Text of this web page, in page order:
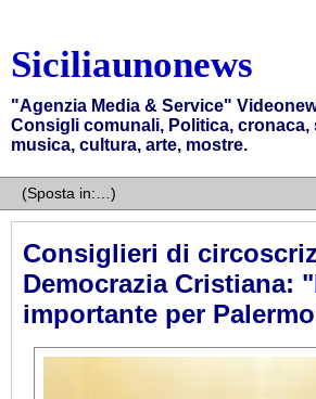
Siciliaunonews
"Agenzia Media & Service"
Consigli comunali, Politica, cronaca,
musica, cultura, arte, mostre.
Consiglieri di
Democrazia Cristiana:
importante per